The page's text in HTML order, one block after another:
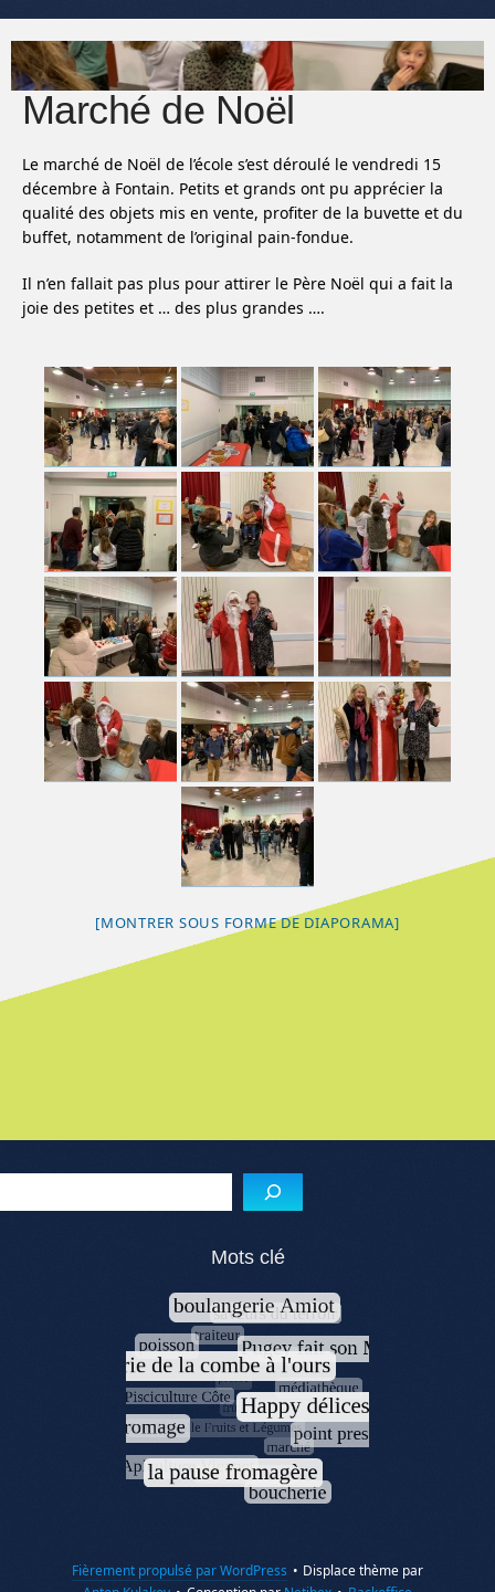
Marché de Noël
Le marché de Noël de l’école s’est déroulé le vendredi 15
décembre à Fontain. Petits et grands ont pu apprécier la
qualité des objets mis en vente, profiter de la buvette et du
buffet, notamment de l’original pain-fondue.
Il n’en fallait pas plus pour attirer le Père Noël qui a fait la
joie des petites et … des plus grandes ….
[MONTRER SOUS FORME DE DIAPORAMA]
Menu de l'article
Mots clé
Fièrement propulsé par WordPress • Displace thème par